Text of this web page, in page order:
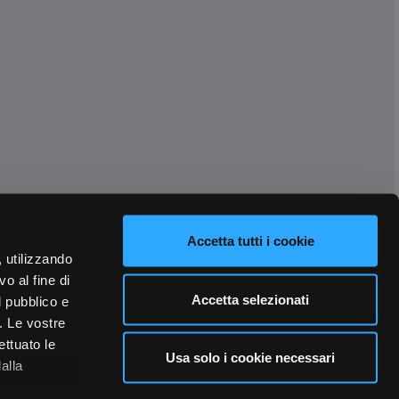
utilizzando
al fine di
pubblico e
Le vostre
le
Accetta tutti i cookie
Accetta selezionati
Usa solo i cookie necessari